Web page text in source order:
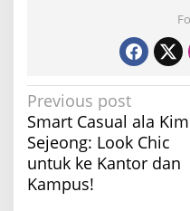
P
o
s
t
Previous post
Smart Casual ala Kim
Sejeong: Look Chic
untuk ke Kantor dan
Kampus!